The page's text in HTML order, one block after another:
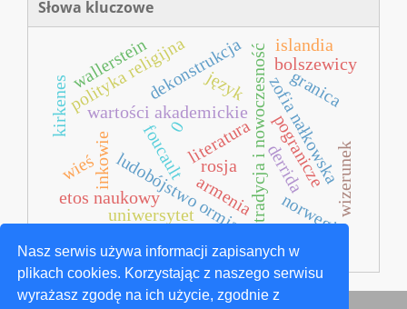
Nasz serwis używa informacji zapisanych w
plikach cookies. Korzystając z naszego serwisu
wyrażasz zgodę na ich użycie, zgodnie z
Słowa kluczowe
rosja tradycja i nowoczesność
ludobójstwo ormian
0 literatura zofia nałkowska
uniwersytet
wartości akademickie
dekonstrukcja
derrida
foucault
język
bolszewicy
polityka religijna
armenia
islandia
etos naukowy
kirkenes
norwegia
pogranicze
granica
inkowie
wallerstein
wizerunek
wieś